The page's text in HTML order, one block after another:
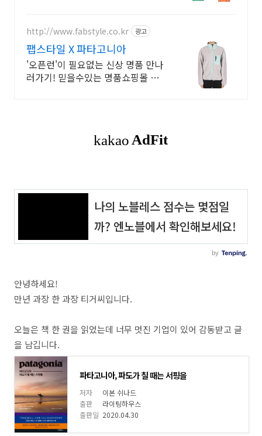
http://www.fabstyle.co.kr 광고
팹스타일 X 파타고니아
'오픈런'이 필요없는 신상 명품 만나
러가기! 믿을수있는 명품쇼핑몰 성
안녕하세요!
만년 과장 한 과장 티거씨입니다.
오늘은 책 한 권을 읽었는데 너무 멋진 기업이 있어 감동받고 글
을 남깁니다.
파타고니아, 파도가 칠 때는 서핑을
저자
이본 쉬나드
출판
라이팅하우스
출판일 2020.04.30